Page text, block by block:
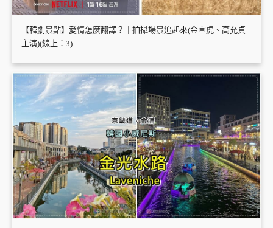
【韓劇景點】愛情怎麼翻譯？｜拍攝場景追起來(金宣虎、高允貞
主演)(線上：3)